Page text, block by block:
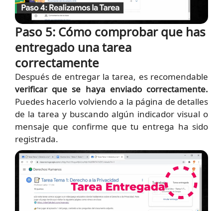
Paso 5: Cómo comprobar que has
entregado una tarea
correctamente
Después de entregar la tarea, es recomendable
verificar que se haya enviado correctamente.
Puedes hacerlo volviendo a la página de detalles
de la tarea y buscando algún indicador visual o
mensaje que confirme que tu entrega ha sido
registrada.